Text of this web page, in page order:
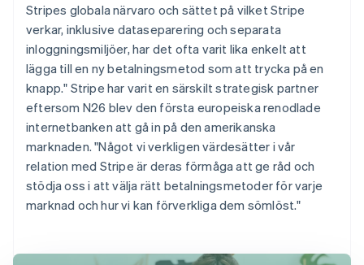
Stripes globala närvaro och sättet på vilket Stripe
verkar, inklusive dataseparering och separata
inloggningsmiljöer, har det ofta varit lika enkelt att
lägga till en ny betalningsmetod som att trycka på en
knapp." Stripe har varit en särskilt strategisk partner
eftersom N26 blev den första europeiska renodlade
internetbanken att gå in på den amerikanska
marknaden. "Något vi verkligen värdesätter i vår
relation med Stripe är deras förmåga att ge råd och
stödja oss i att välja rätt betalningsmetoder för varje
marknad och hur vi kan förverkliga dem sömlöst."